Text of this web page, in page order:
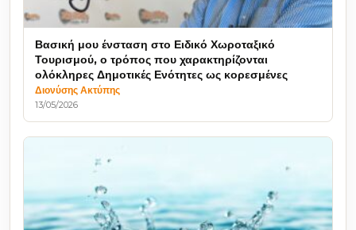
Βασική μου ένσταση στο Ειδικό Χωροταξικό
Τουρισμού, ο τρόπος που χαρακτηρίζονται
ολόκληρες Δημοτικές Ενότητες ως κορεσμένες
Διονύσης Ακτύπης
13/05/2026